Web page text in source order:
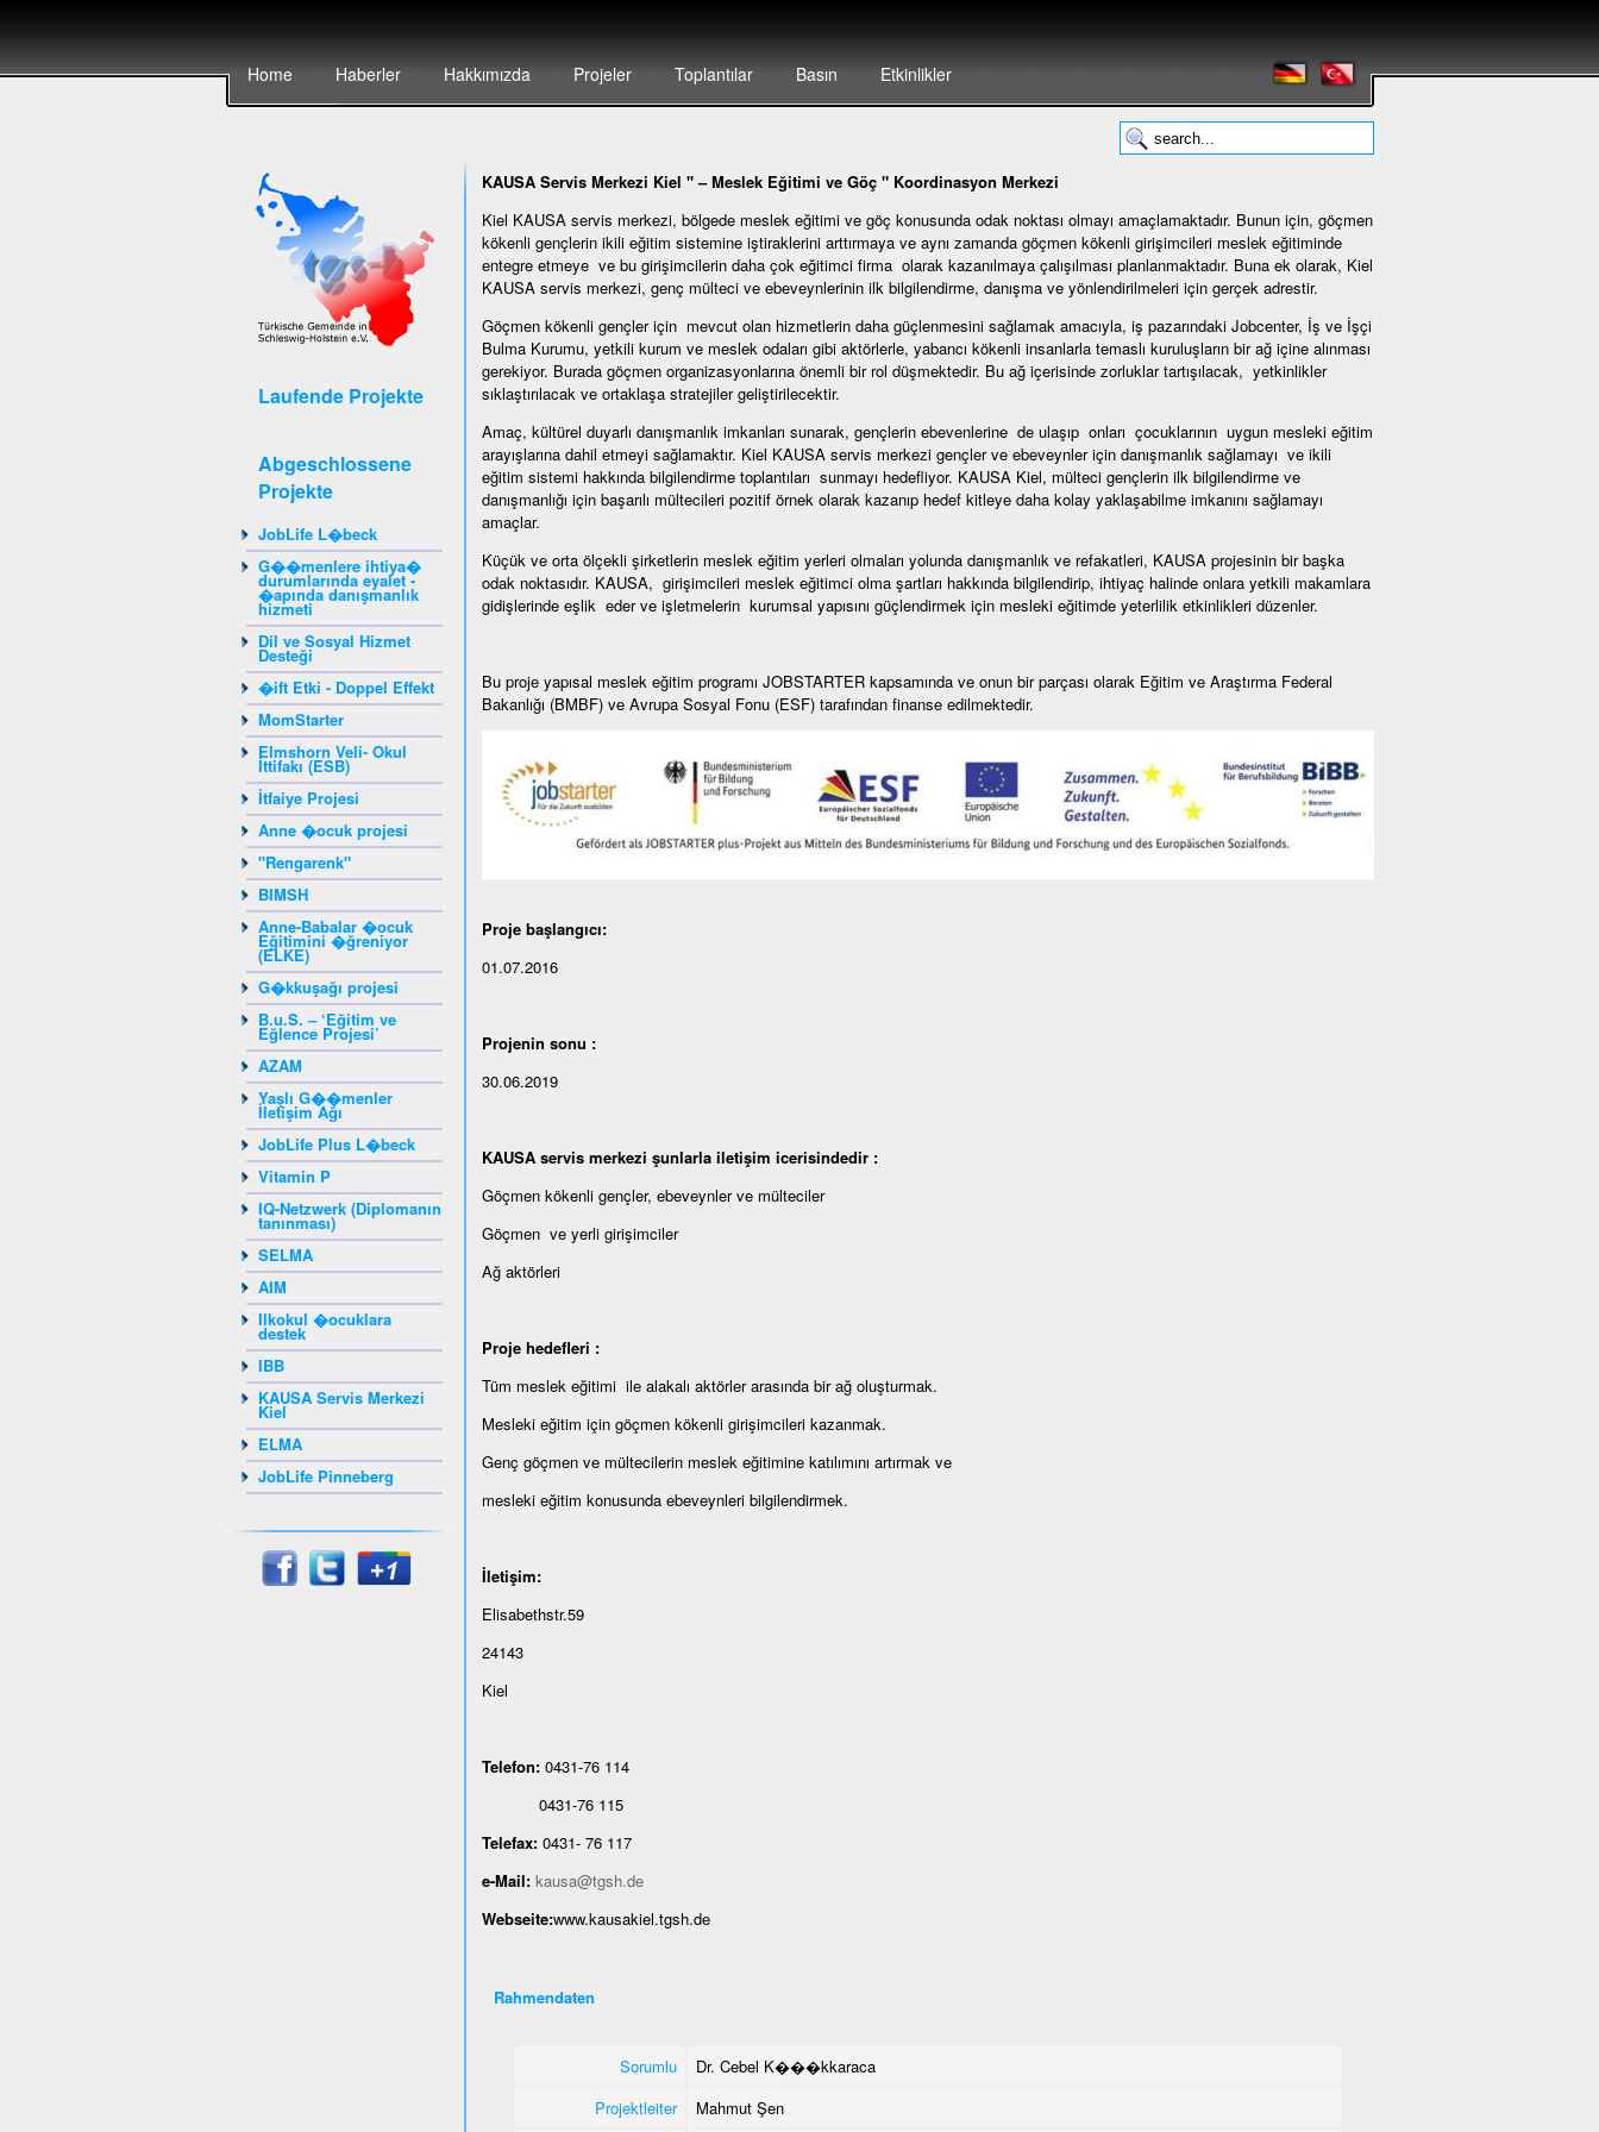
Home Haberler Hakkımızda Projeler Toplantılar Basın Etkinlikler
Laufende Projekte
Abgeschlossene
Projekte
JobLife L�beck
G��menlere ihtiya�
durumlarında eyalet -
�apında danışmanlık
hizmeti
Dil ve Sosyal Hizmet
Desteği
�ift Etki - Doppel Effekt
MomStarter
Elmshorn Veli- Okul
İttifakı (ESB)
İtfaiye Projesi
Anne �ocuk projesi
"Rengarenk"
BIMSH
Anne-Babalar �ocuk
Eğitimini �ğreniyor
(ELKE)
G�kkuşağı projesi
B.u.S. – ‘Eğitim ve
Eğlence Projesi’
AZAM
Yaşlı G��menler
İletişim Ağı
JobLife Plus L�beck
Vitamin P
IQ-Netzwerk (Diplomanın
tanınması)
SELMA
AIM
Ilkokul �ocuklara
destek
IBB
KAUSA Servis Merkezi
Kiel
ELMA
JobLife Pinneberg
KAUSA Servis Merkezi Kiel " – Meslek Eğitimi ve Göç " Koordinasyon Merkezi
Kiel KAUSA servis merkezi, bölgede meslek eğitimi ve göç konusunda odak noktası olmayı amaçlamaktadır. Bunun için, göçmen
kökenli gençlerin ikili eğitim sistemine iştiraklerini arttırmaya ve aynı zamanda göçmen kökenli girişimcileri meslek eğitiminde
entegre etmeye ve bu girişimcilerin daha çok eğitimci firma olarak kazanılmaya çalışılması planlanmaktadır. Buna ek olarak, Kiel
KAUSA servis merkezi, genç mülteci ve ebeveynlerinin ilk bilgilendirme, danışma ve yönlendirilmeleri için gerçek adrestir.
Göçmen kökenli gençler için mevcut olan hizmetlerin daha güçlenmesini sağlamak amacıyla, iş pazarındaki Jobcenter, İş ve İşçi
Bulma Kurumu, yetkili kurum ve meslek odaları gibi aktörlerle, yabancı kökenli insanlarla temaslı kuruluşların bir ağ içine alınması
gerekiyor. Burada göçmen organizasyonlarına önemli bir rol düşmektedir. Bu ağ içerisinde zorluklar tartışılacak, yetkinlikler
sıklaştırılacak ve ortaklaşa stratejiler geliştirilecektir.
Amaç, kültürel duyarlı danışmanlık imkanları sunarak, gençlerin ebevenlerine de ulaşıp onları çocuklarının uygun mesleki eğitim
arayışlarına dahil etmeyi sağlamaktır. Kiel KAUSA servis merkezi gençler ve ebeveynler için danışmanlık sağlamayı ve ikili
eğitim sistemi hakkında bilgilendirme toplantıları sunmayı hedefliyor. KAUSA Kiel, mülteci gençlerin ilk bilgilendirme ve
danışmanlığı için başarılı mültecileri pozitif örnek olarak kazanıp hedef kitleye daha kolay yaklaşabilme imkanını sağlamayı
amaçlar.
Küçük ve orta ölçekli şirketlerin meslek eğitim yerleri olmaları yolunda danışmanlık ve refakatleri, KAUSA projesinin bir başka
odak noktasıdır. KAUSA, girişimcileri meslek eğitimci olma şartları hakkında bilgilendirip, ihtiyaç halinde onlara yetkili makamlara
gidişlerinde eşlik eder ve işletmelerin kurumsal yapısını güçlendirmek için mesleki eğitimde yeterlilik etkinlikleri düzenler.
Bu proje yapısal meslek eğitim programı JOBSTARTER kapsamında ve onun bir parçası olarak Eğitim ve Araştırma Federal
Bakanlığı (BMBF) ve Avrupa Sosyal Fonu (ESF) tarafından finanse edilmektedir.
Proje başlangıcı:
01.07.2016
Projenin sonu :
30.06.2019
KAUSA servis merkezi şunlarla iletişim icerisindedir :
Göçmen kökenli gençler, ebeveynler ve mülteciler
Göçmen ve yerli girişimciler
Ağ aktörleri
Proje hedefleri :
Tüm meslek eğitimi ile alakalı aktörler arasında bir ağ oluşturmak.
Mesleki eğitim için göçmen kökenli girişimcileri kazanmak.
Genç göçmen ve mültecilerin meslek eğitimine katılımını artırmak ve
mesleki eğitim konusunda ebeveynleri bilgilendirmek.
İletişim:
Elisabethstr.59
24143
Kiel
Telefon:0431-76 114
0431-76 115
Telefax:0431- 76 117
e-Mail: kausa@tgsh.de
Webseite:www.kausakiel.tgsh.de
Rahmendaten
Sorumlu
Dr. Cebel K���kkaraca
Projektleiter
Mahmut Şen